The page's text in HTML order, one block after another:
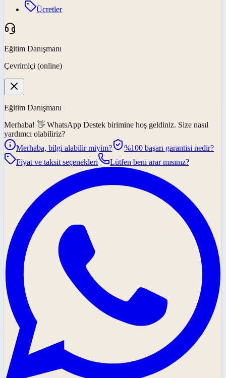
Ücretler
Eğitim Danışmanı
Çevrimiçi (online)
Eğitim Danışmanı
Merhaba! 👋 WhatsApp Destek birimine hoş geldiniz. Size nasıl
yardımcı olabiliriz?
Merhaba, bilgi alabilir miyim?
%100 başarı garantisi nedir?
Fiyat ve taksit seçenekleri
Lütfen beni arar mısınız?